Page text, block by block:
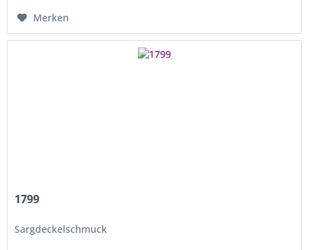
Merken
1799
Sargdeckelschmuck